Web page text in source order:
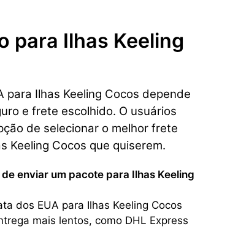
para Ilhas Keeling
para Ilhas Keeling Cocos depende
e frete escolhido. O usuários
de selecionar o melhor frete
Keeling Cocos que quiserem.
enviar um pacote para Ilhas Keeling
dos EUA para Ilhas Keeling Cocos
mais lentos, como DHL Express